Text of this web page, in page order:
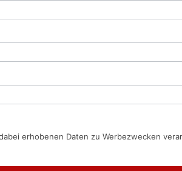
erhobenen Daten zu Werbezwecken